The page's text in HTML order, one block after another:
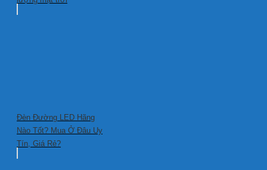
Đèn Đường LED Hãng
Nào Tốt? Mua Ở Đâu Uy
Tín, Giá Rẻ?